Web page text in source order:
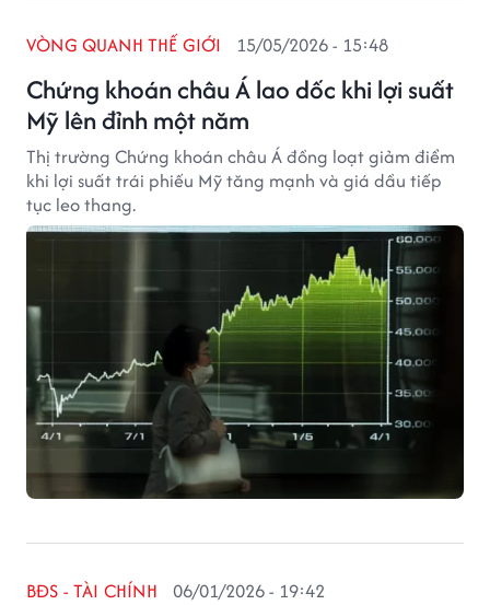
Chứng khoán châu Á lao dốc khi lợi suất
Mỹ lên đỉnh một năm
VÒNG QUANH THẾ GIỚI 15/05/2026 - 15:48
Thị trường Chứng khoán châu Á đồng loạt giảm điểm
khi lợi suất trái phiếu Mỹ tăng mạnh và giá dầu tiếp
tục leo thang.
BĐS - TÀI CHÍNH 06/01/2026 - 19:42